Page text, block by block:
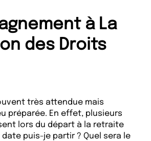
à La
des Droits
très attendue mais
préparée. En effet, plusieurs
lors du départ à la retraite
date puis-je partir ? Quel sera le